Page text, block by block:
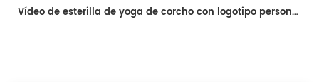
Vídeo de esterilla de yoga de corcho con logotipo personalizado